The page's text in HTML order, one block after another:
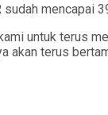
mencapai
untuk terus
akan terus